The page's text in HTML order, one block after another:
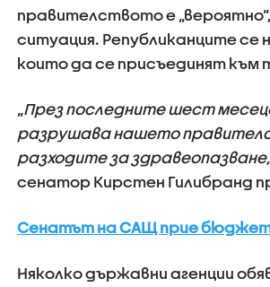
правителството е
ситуация. Републиканците
които да се присъединят към
През последните шест
разрушава нашето
разходите за
сенатор Кирстен Гилибранд
Сенатът на САЩ прие
Няколко държавни агенции